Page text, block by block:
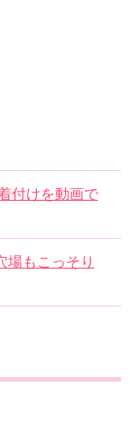
付けを動画で
場もこっそり